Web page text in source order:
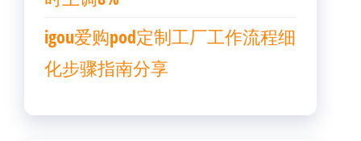
igou爱购pod定制工厂工作流程细
化步骤指南分享